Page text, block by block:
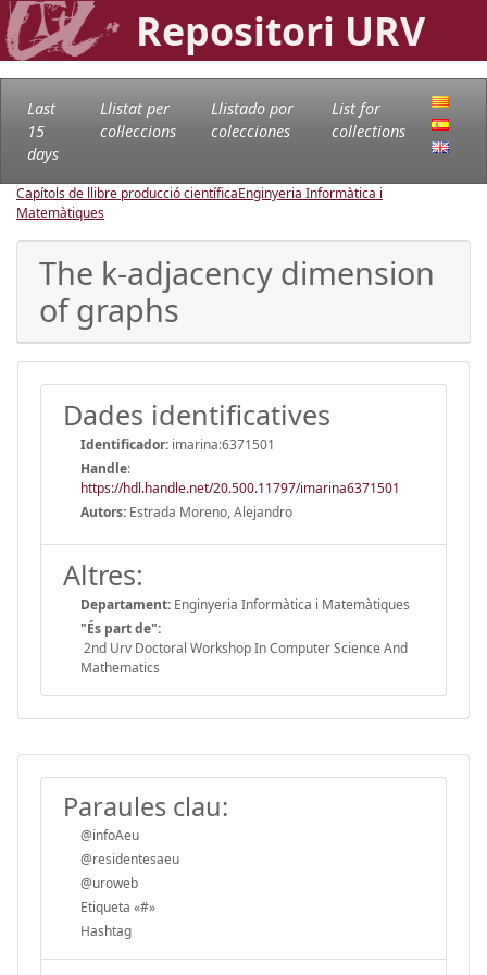
Repositori URV
Last
15
days
Llistat per
col·leccions
Llistado por
colecciones
List for
collections
Capítols de llibre producció científicaEnginyeria Informàtica i
Matemàtiques
The k-adjacency dimension
of graphs
Dades identificatives
Identificador: imarina:6371501
Handle:
https://hdl.handle.net/20.500.11797/imarina6371501
Autors: Estrada Moreno, Alejandro
Altres:
Departament: Enginyeria Informàtica i Matemàtiques
"És part de":
2nd Urv Doctoral Workshop In Computer Science And
Mathematics
Paraules clau:
@infoAeu
@residentesaeu
@uroweb
Etiqueta «#»
Hashtag